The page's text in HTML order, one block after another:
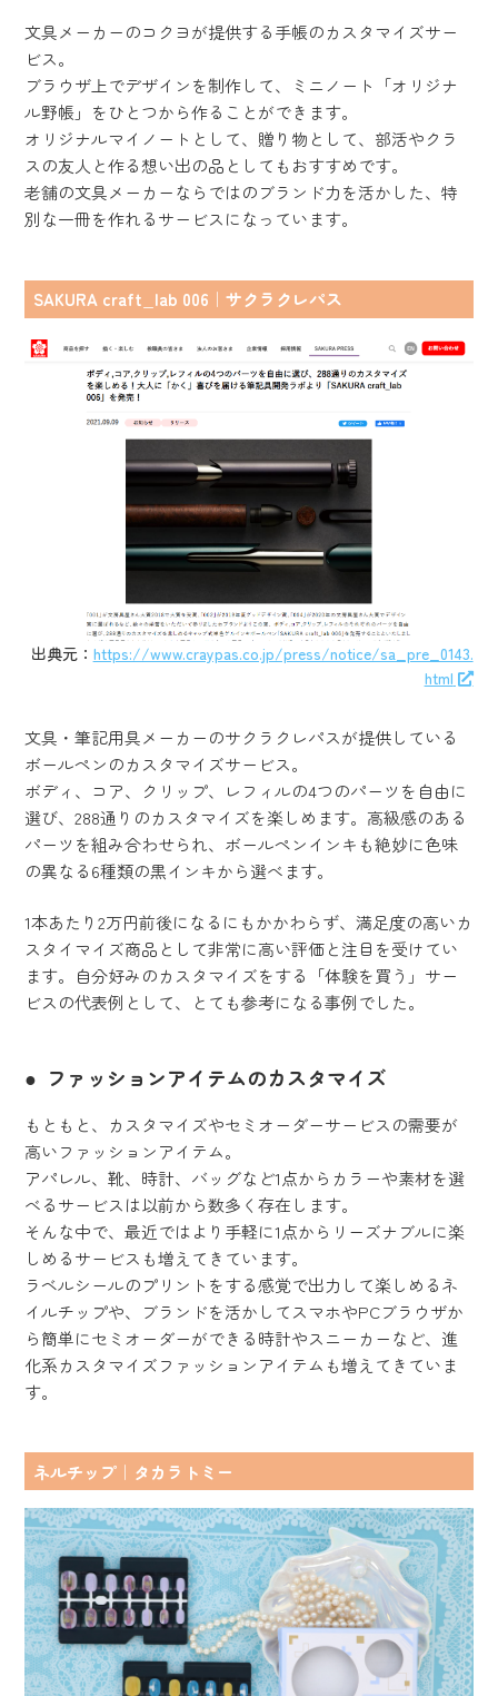
文具メーカーのコクヨが提供する手帳のカスタマイズサー
ビス。
ブラウザ上でデザインを制作して、ミニノート「オリジナ
ル野帳」をひとつから作ることができます。
オリジナルマイノートとして、贈り物として、部活やクラ
スの友人と作る想い出の品としてもおすすめです。
老舗の文具メーカーならではのブランド力を活かした、特
別な一冊を作れるサービスになっています。
SAKURA craft_lab 006｜サクラクレパス
出典元： https://www.craypas.co.jp/press/notice/sa_pre_0143.
html
文具・筆記用具メーカーのサクラクレパスが提供している
ボールペンのカスタマイズサービス。
ボディ、コア、クリップ、レフィルの4つのパーツを自由に
選び、288通りのカスタマイズを楽しめます。高級感のある
パーツを組み合わせられ、ボールペンインキも絶妙に色味
の異なる6種類の黒インキから選べます。
1本あたり2万円前後になるにもかかわらず、満足度の高いカ
スタイマイズ商品として非常に高い評価と注目を受けてい
ます。自分好みのカスタマイズをする「体験を買う」サー
ビスの代表例として、とても参考になる事例でした。
ファッションアイテムのカスタマイズ
もともと、カスタマイズやセミオーダーサービスの需要が
高いファッションアイテム。
アパレル、靴、時計、バッグなど1点からカラーや素材を選
べるサービスは以前から数多く存在します。
そんな中で、最近ではより手軽に1点からリーズナブルに楽
しめるサービスも増えてきています。
ラベルシールのプリントをする感覚で出力して楽しめるネ
イルチップや、ブランドを活かしてスマホやPCブラウザか
ら簡単にセミオーダーができる時計やスニーカーなど、進
化系カスタマイズファッションアイテムも増えてきていま
す。
ネルチップ｜タカラトミー